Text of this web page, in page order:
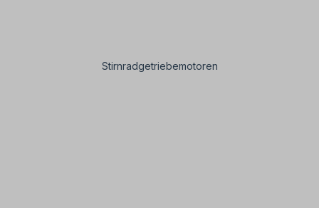
Stirnradgetriebemotoren